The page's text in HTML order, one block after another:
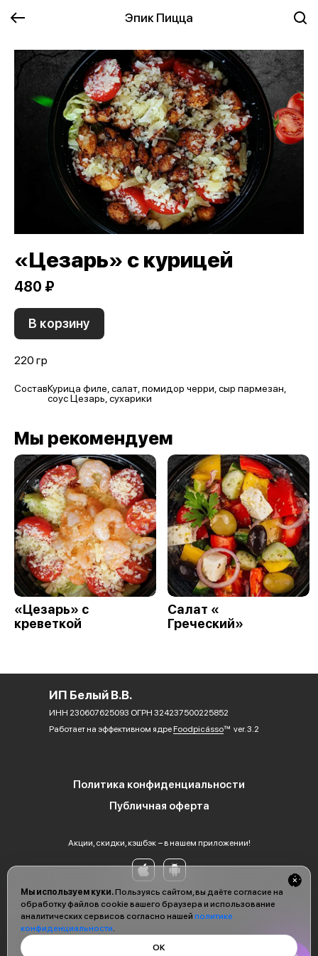
Эпик Пицца
Мы используем куки.Пользуясь сайтом, вы даёте согласие на
обработку файлов cookie вашего браузера и использование
аналитических сервисов согласно нашей политике
конфиденциальности.
ОК
«Цезарь» с курицей
480 ₽
В корзину
220 гр
СоставКурица филе, салат, помидор черри, сыр пармезан,
соус Цезарь, сухарики
Мы рекомендуем
«Цезарь» с
креветкой
Салат «
Греческий»
ИП Белый В.В.
ИНН 230607625093 ОГРН 324237500225852
Работает на эффективном ядре Foodpicássover. 3.2
Политика конфиденциальности
Публичная оферта
Акции, скидки, кэшбэк − в нашем приложении!